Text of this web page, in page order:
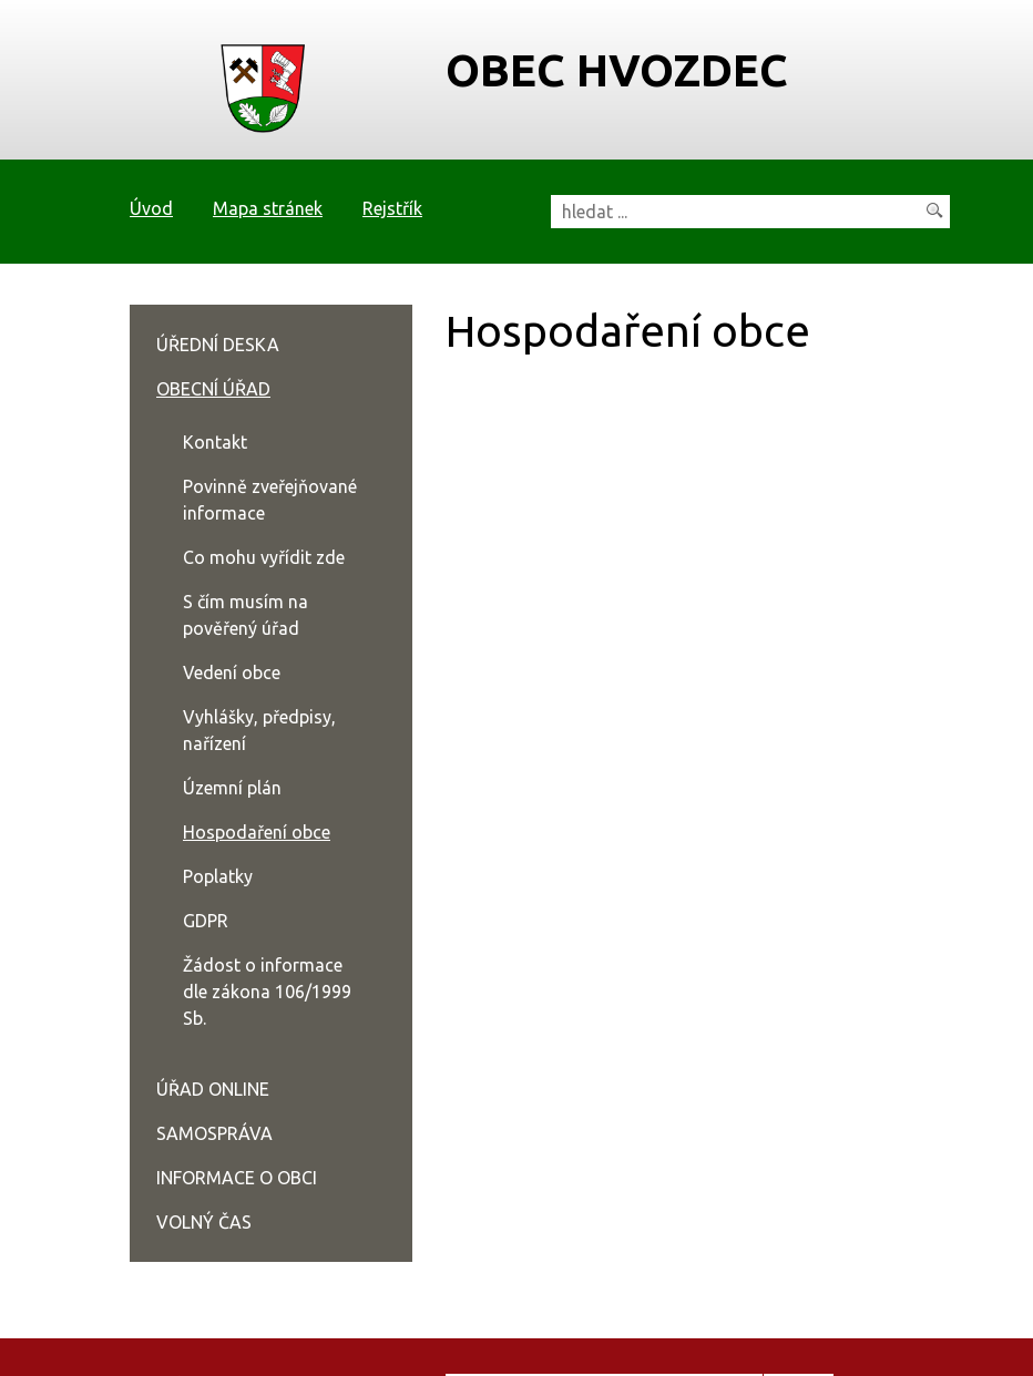
OBEC HVOZDEC
Úvod Mapa stránek Rejstřík
Hospodaření obce
ÚŘEDNÍ DESKA
OBECNÍ ÚŘAD
Kontakt
Povinně zveřejňované
informace
Co mohu vyřídit zde
S čím musím na
pověřený úřad
Vedení obce
Vyhlášky, předpisy,
nařízení
Územní plán
Hospodaření obce
Poplatky
GDPR
Žádost o informace
dle zákona 106/1999
Sb.
ÚŘAD ONLINE
SAMOSPRÁVA
INFORMACE O OBCI
VOLNÝ ČAS